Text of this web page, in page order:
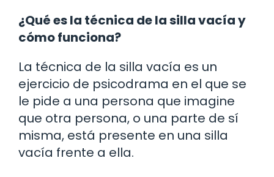
¿Qué es la técnica de la silla vacía y
cómo funciona?
La técnica de la silla vacía es un
ejercicio de psicodrama en el que se
le pide a una persona que imagine
que otra persona, o una parte de sí
misma, está presente en una silla
vacía frente a ella.